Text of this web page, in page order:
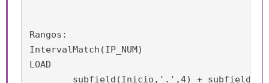
Rangos:
IntervalMatch(IP_NUM)
LOAD